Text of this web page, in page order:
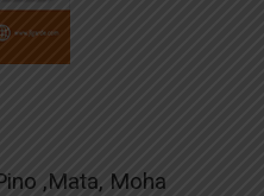
,Mata, Moha